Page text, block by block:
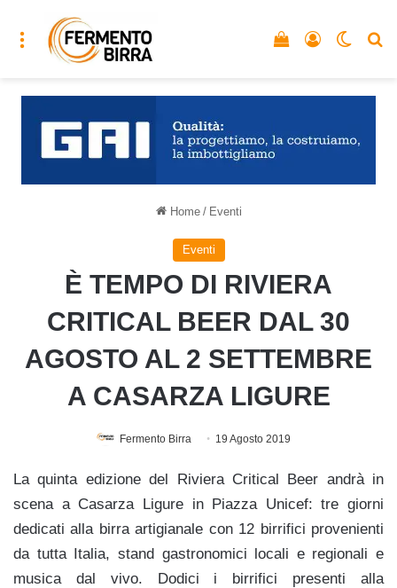
Menu Accedi
Vedi il carrello
Home / Eventi
Eventi
È TEMPO DI RIVIERA
CRITICAL BEER DAL 30
AGOSTO AL 2 SETTEMBRE
A CASARZA LIGURE
Fermento Birra 19 Agosto 2019
La quinta edizione del Riviera Critical Beer andrà in
scena a Casarza Ligure in Piazza Unicef: tre giorni
dedicati alla birra artigianale con 12 birrifici provenienti
da tutta Italia, stand gastronomici locali e regionali e
musica dal vivo. Dodici i birrifici presenti alla